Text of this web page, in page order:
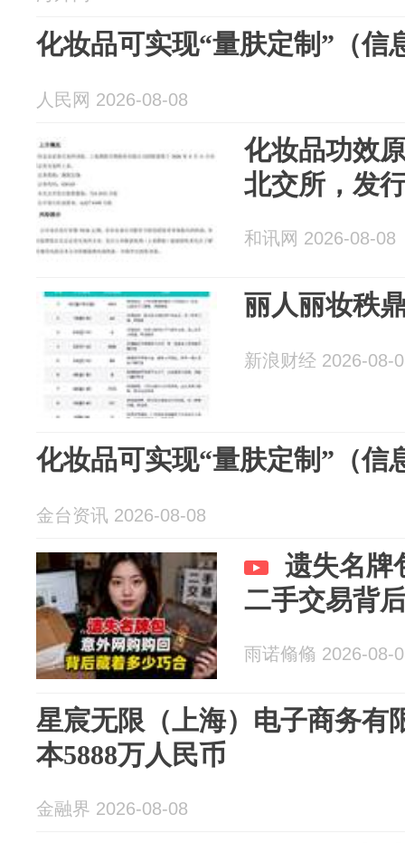
化妆品可实现“量肤定制”（信
人民网 2026-08-08
化妆品功效
北交所，发
和讯网 2026-08-08
丽人丽妆秩
新浪财经 2026-08-
化妆品可实现“量肤定制”（信
金台资讯 2026-08-08
遗失名牌
二手交易背
雨诺翛翛 2026-08-
星宸无限（上海）电子商务有
本5888万人民币
金融界 2026-08-08